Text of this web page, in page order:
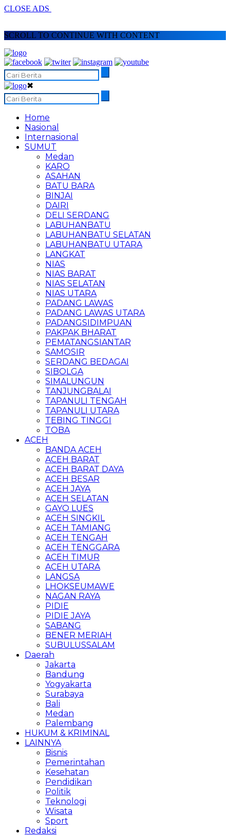
CLOSE ADS
SCROLL TO CONTINUE WITH CONTENT
✖
Home
Nasional
Internasional
SUMUT
Medan
KARO
ASAHAN
BATU BARA
BINJAI
DAIRI
DELI SERDANG
LABUHANBATU
LABUHANBATU SELATAN
LABUHANBATU UTARA
LANGKAT
NIAS
NIAS BARAT
NIAS SELATAN
NIAS UTARA
PADANG LAWAS
PADANG LAWAS UTARA
PADANGSIDIMPUAN
PAKPAK BHARAT
PEMATANGSIANTAR
SAMOSIR
SERDANG BEDAGAI
SIBOLGA
SIMALUNGUN
TANJUNGBALAI
TAPANULI TENGAH
TAPANULI UTARA
TEBING TINGGI
TOBA
ACEH
BANDA ACEH
ACEH BARAT
ACEH BARAT DAYA
ACEH BESAR
ACEH JAYA
ACEH SELATAN
GAYO LUES
ACEH SINGKIL
ACEH TAMIANG
ACEH TENGAH
ACEH TENGGARA
ACEH TIMUR
ACEH UTARA
LANGSA
LHOKSEUMAWE
NAGAN RAYA
PIDIE
PIDIE JAYA
SABANG
BENER MERIAH
SUBULUSSALAM
Daerah
Jakarta
Bandung
Yogyakarta
Surabaya
Bali
Medan
Palembang
HUKUM & KRIMINAL
LAINNYA
Bisnis
Pemerintahan
Kesehatan
Pendidikan
Politik
Teknologi
Wisata
Sport
Redaksi